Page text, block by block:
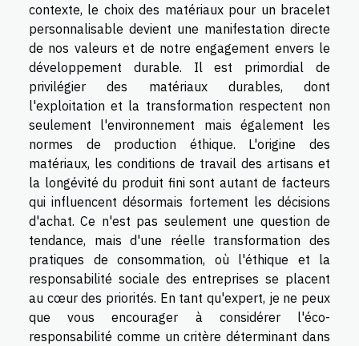
contexte, le choix des matériaux pour un bracelet
personnalisable devient une manifestation directe
de nos valeurs et de notre engagement envers le
développement durable. Il est primordial de
privilégier des matériaux durables, dont
l'exploitation et la transformation respectent non
seulement l'environnement mais également les
normes de production éthique. L'origine des
matériaux, les conditions de travail des artisans et
la longévité du produit fini sont autant de facteurs
qui influencent désormais fortement les décisions
d'achat. Ce n'est pas seulement une question de
tendance, mais d'une réelle transformation des
pratiques de consommation, où l'éthique et la
responsabilité sociale des entreprises se placent
au cœur des priorités. En tant qu'expert, je ne peux
que vous encourager à considérer l'éco-
responsabilité comme un critère déterminant dans